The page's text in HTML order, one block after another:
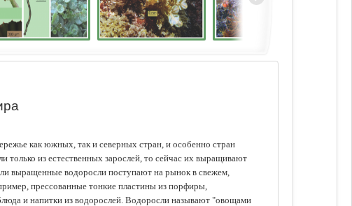
как южных, так и северных стран, и особенно стран
только из естественных зарослей, то сейчас их выращивают
выращенные водоросли поступают на рынок в свежем,
прессованные тонкие пластины из порфиры,
и напитки из водорослей. Водоросли называют "овощами